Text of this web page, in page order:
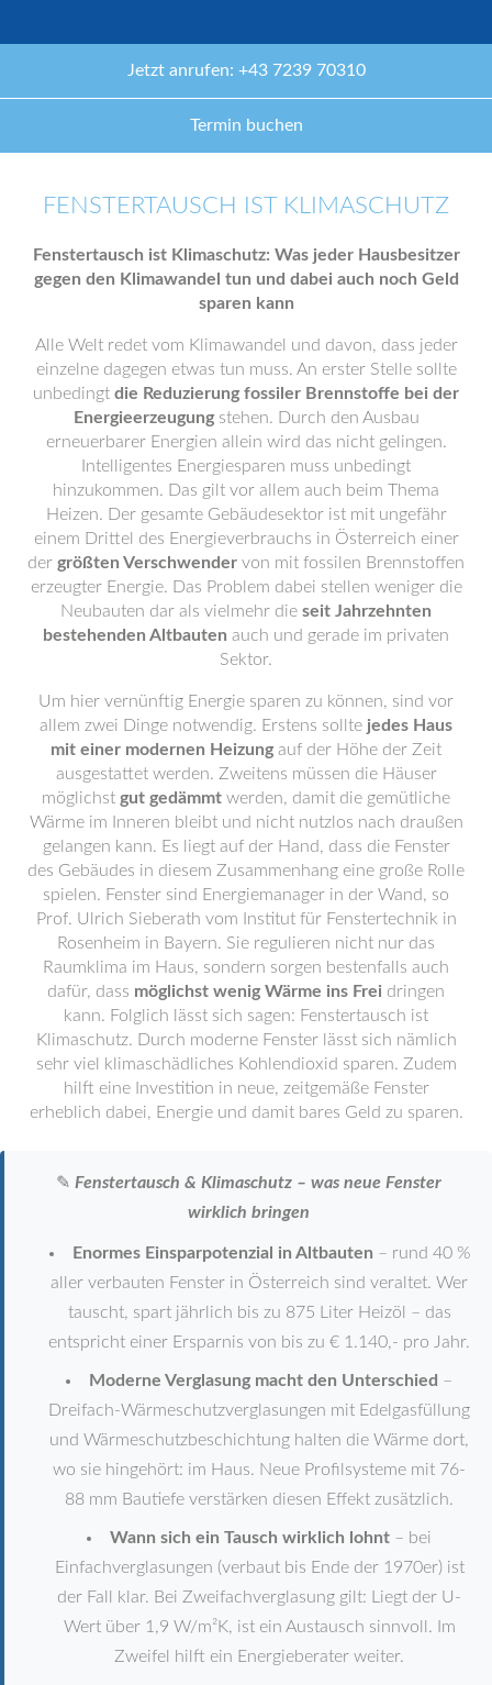
Jetzt anrufen: +43 7239 70310
Termin buchen
FENSTERTAUSCH IST KLIMASCHUTZ
Fenstertausch ist Klimaschutz: Was jeder Hausbesitzer
gegen den Klimawandel tun und dabei auch noch Geld
sparen kann
Alle Welt redet vom Klimawandel und davon, dass jeder
einzelne dagegen etwas tun muss. An erster Stelle sollte
unbedingt die Reduzierung fossiler Brennstoffe bei der
Energieerzeugungstehen. Durch den Ausbau
erneuerbarer Energien allein wird das nicht gelingen.
Intelligentes Energiesparen muss unbedingt
hinzukommen. Das gilt vor allem auch beim Thema
Heizen. Der gesamte Gebäudesektor ist mit ungefähr
einem Drittel des Energieverbrauchs in Österreich einer
der größten Verschwender von mit fossilen Brennstoffen
erzeugter Energie. Das Problem dabei stellen weniger die
Neubauten dar als vielmehr die seit Jahrzehnten
bestehenden Altbauten auch und gerade im privaten
Sektor.
Um hier vernünftig Energie sparen zu können, sind vor
allem zwei Dinge notwendig. Erstens sollte jedes Haus
mit einer modernen Heizung auf der Höhe der Zeit
ausgestattet werden. Zweitens müssen die Häuser
möglichst gut gedämmt werden, damit die gemütliche
Wärme im Inneren bleibt und nicht nutzlos nach draußen
gelangen kann. Es liegt auf der Hand, dass die Fenster
des Gebäudes in diesem Zusammenhang eine große Rolle
spielen. Fenster sind Energiemanager in der Wand, so
Prof. Ulrich Sieberath vom Institut für Fenstertechnik in
Rosenheim in Bayern. Sie regulieren nicht nur das
Raumklima im Haus, sondern sorgen bestenfalls auch
dafür, dass möglichst wenig Wärme ins Frei dringen
kann. Folglich lässt sich sagen: Fenstertausch ist
Klimaschutz. Durch moderne Fenster lässt sich nämlich
sehr viel klimaschädliches Kohlendioxid sparen. Zudem
hilft eine Investition in neue, zeitgemäße Fenster
erheblich dabei, Energie und damit bares Geld zu sparen.
✎ Fenstertausch & Klimaschutz – was neue Fenster
wirklich bringen
Enormes Einsparpotenzial in Altbauten – rund 40 %
aller verbauten Fenster in Österreich sind veraltet. Wer
tauscht, spart jährlich bis zu 875 Liter Heizöl – das
entspricht einer Ersparnis von bis zu € 1.140,- pro Jahr.
Moderne Verglasung macht den Unterschied –
Dreifach-Wärmeschutzverglasungen mit Edelgasfüllung
und Wärmeschutzbeschichtung halten die Wärme dort,
wo sie hingehört: im Haus. Neue Profilsysteme mit 76-
88 mm Bautiefe verstärken diesen Effekt zusätzlich.
Wann sich ein Tausch wirklich lohnt – bei
Einfachverglasungen (verbaut bis Ende der 1970er) ist
der Fall klar. Bei Zweifachverglasung gilt: Liegt der U-
Wert über 1,9 W/m²K, ist ein Austausch sinnvoll. Im
Zweifel hilft ein Energieberater weiter.